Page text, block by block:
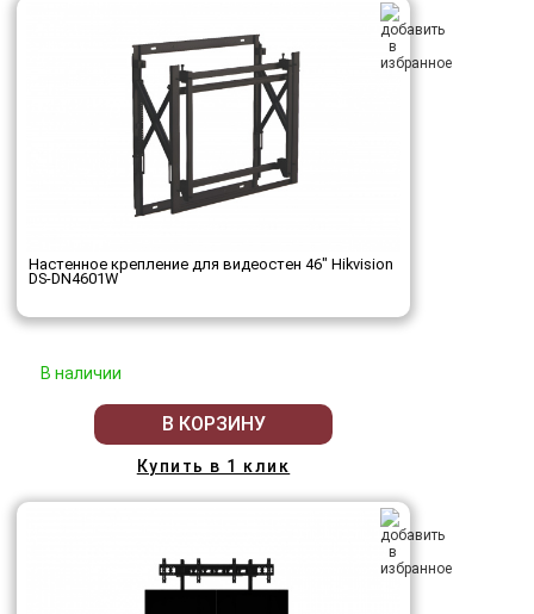
Настенное крепление для видеостен 46" Hikvision
DS-DN4601W
В наличии
В КОРЗИНУ
Купить в 1 клик